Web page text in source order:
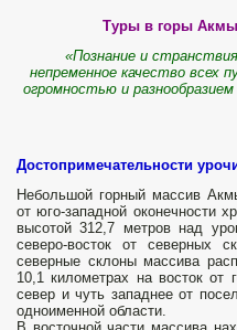
Туры в горы
«Познание и
непременное качество всех
огромностью и
Достопримечательности
Небольшой горный массив
от юго-западной оконечности
высотой 312,7 метров над
северо-восток от северных
северные склоны массива
10,1 километрах на восток
север и чуть западнее от
одноименной области.